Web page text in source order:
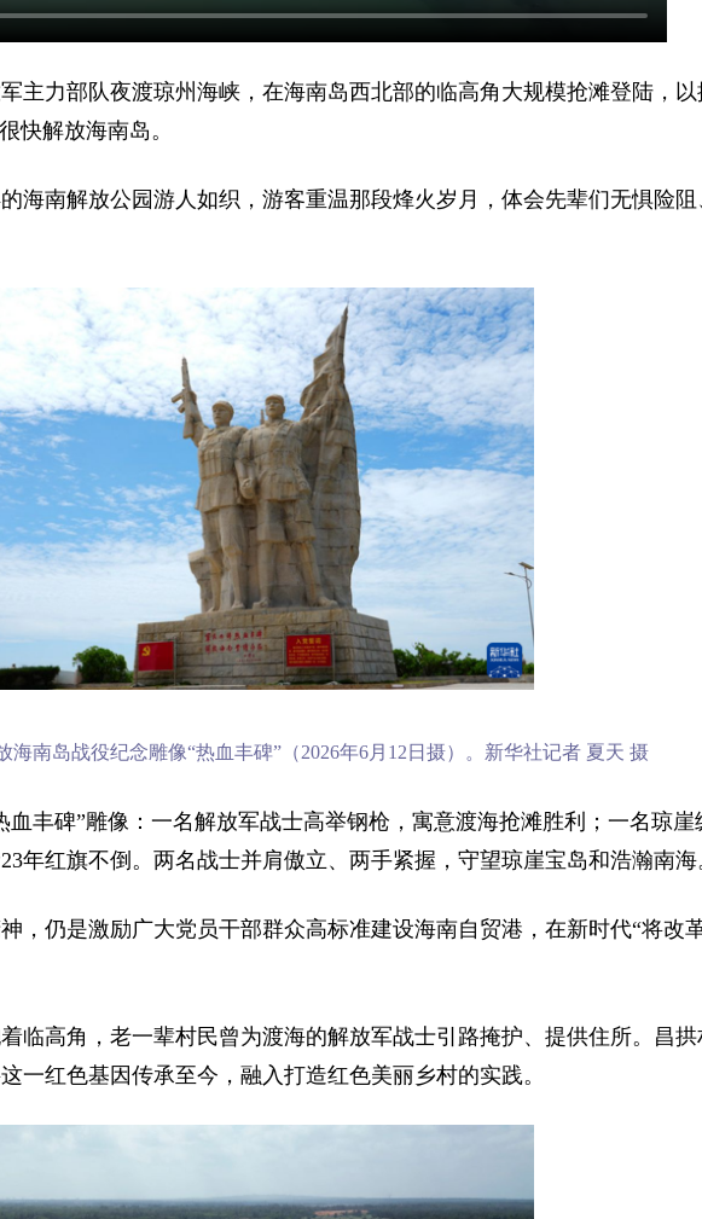
主力部队夜渡琼州海峡，在海南岛西北部的临高角大规模抢滩登陆，
快解放海南岛。
海南解放公园游人如织，游客重温那段烽火岁月，体会先辈们无惧险阻
海南岛战役纪念雕像“热血丰碑”（2026年6月12日摄）。新华社记者 夏天 摄
血丰碑”雕像：一名解放军战士高举钢枪，寓意渡海抢滩胜利；一名琼崖
年红旗不倒。两名战士并肩傲立、两手紧握，守望琼崖宝岛和浩瀚南海
，仍是激励广大党员干部群众高标准建设海南自贸港，在新时代“将改
临高角，老一辈村民曾为渡海的解放军战士引路掩护、提供住所。昌拱
一红色基因传承至今，融入打造红色美丽乡村的实践。